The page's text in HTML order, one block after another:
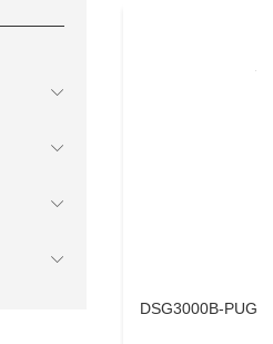
DSG3000B-PUG